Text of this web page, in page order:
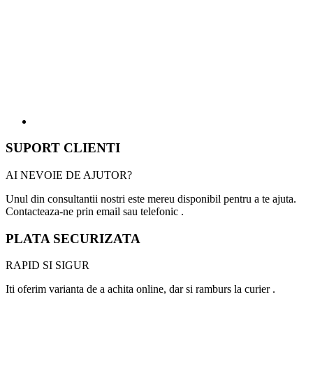
SUPORT CLIENTI
AI NEVOIE DE AJUTOR?
Unul din consultantii nostri este mereu disponibil pentru a te ajuta.
Contacteaza-ne prin email sau telefonic .
PLATA SECURIZATA
RAPID SI SIGUR
Iti oferim varianta de a achita online, dar si ramburs la curier .